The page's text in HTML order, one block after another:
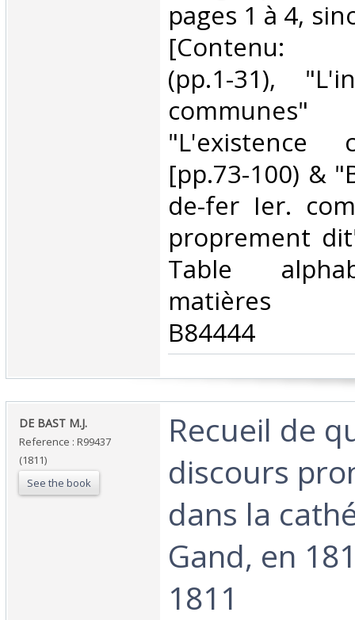
pages 1 à 4,
[Contenu:
(pp.1-31),
"L'existence
[pp.73-100) &
de-fer Ier.
proprement
Table
matières
B84444‎
‎DE BAST M.J.‎
Reference : R99437
(1811)
See the book
‎Recueil de
discours
dans la
Gand, en
1811‎